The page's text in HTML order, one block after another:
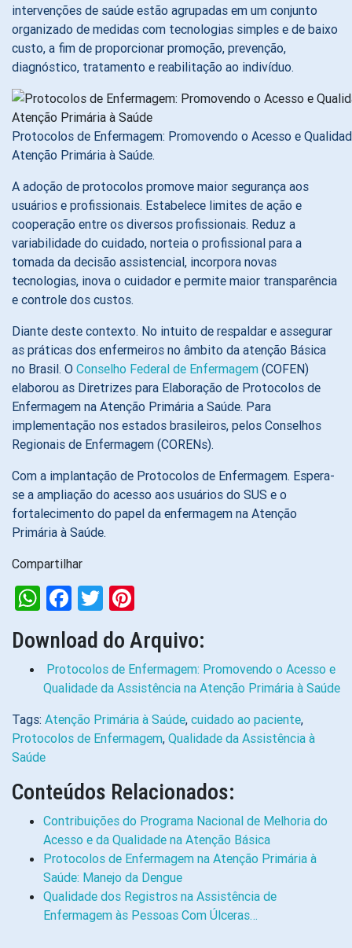
intervenções de saúde estão agrupadas em um conjunto
organizado de medidas com tecnologias simples e de baixo
custo, a fim de proporcionar promoção, prevenção,
diagnóstico, tratamento e reabilitação ao indivíduo.
Protocolos de Enfermagem: Promovendo o Acesso e
Atenção Primária à Saúde.
A adoção de protocolos promove maior segurança aos
usuários e profissionais. Estabelece limites de ação e
cooperação entre os diversos profissionais. Reduz a
variabilidade do cuidado, norteia o profissional para a
tomada da decisão assistencial, incorpora novas
tecnologias, inova o cuidador e permite maior transparência
e controle dos custos.
Diante deste contexto. No intuito de respaldar e assegurar
as práticas dos enfermeiros no âmbito da atenção Básica
no Brasil. O Conselho Federal de Enfermagem (COFEN)
elaborou as Diretrizes para Elaboração de Protocolos de
Enfermagem na Atenção Primária a Saúde. Para
implementação nos estados brasileiros, pelos Conselhos
Regionais de Enfermagem (CORENs).
Com a implantação de Protocolos de Enfermagem. Espera-
se a ampliação do acesso aos usuários do SUS e o
fortalecimento do papel da enfermagem na Atenção
Primária à Saúde.
Compartilhar
WhatsApp
Facebook
Twitter
Download do Arquivo:
Protocolos de Enfermagem: Promovendo o Acesso e
Qualidade da Assistência na Atenção Primária à Saúde
Tags: Atenção Primária à Saúde, cuidado ao paciente,
Protocolos de Enfermagem, Qualidade da Assistência à
Saúde
Conteúdos Relacionados:
Contribuições do Programa Nacional de Melhoria do
Acesso e da Qualidade na Atenção Básica
Protocolos de Enfermagem na Atenção Primária à
Saúde: Manejo da Dengue
Qualidade dos Registros na Assistência de
Enfermagem às Pessoas Com Úlceras…